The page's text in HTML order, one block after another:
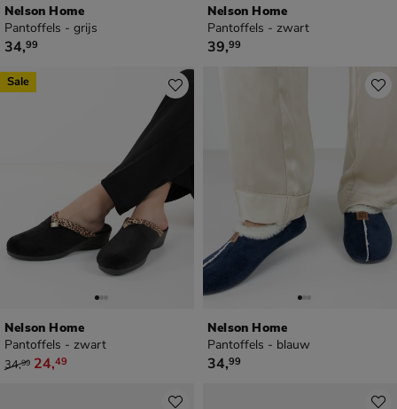
Nelson Home
Pantoffels - grijs
€ 34,99
34,99
Nelson Home
Pantoffels - zwart
€ 39,99
39,99
Nelson Home
Pantoffels - zwart
van € 34,99 voor € 24,49
34,99 24,49
Sale
Nelson Home
Pantoffels - blauw
€ 34,99
34,99